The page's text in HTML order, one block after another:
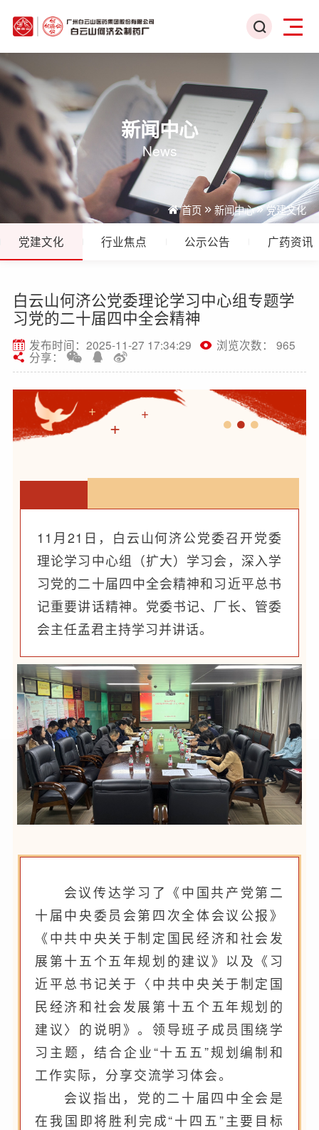
新闻中心
News
首页 新闻中心 党建文化
党建文化 行业焦点 公示公告 广药资讯
白云山何济公党委理论学习中心组专题学
习党的二十届四中全会精神
发布时间：2025-11-27 17:34:29 浏览次数： 965
分享：
+
+
+
11月21日，白云山何济公党委召开党委
理论学习中心组（扩大）学习会，深入学
习党的二十届四中全会精神和习近平总书
记重要讲话精神。党委书记、厂长、管委
会主任孟君主持学习并讲话。
会议传达学习了《中国共产党第二
十届中央委员会第四次全体会议公报》
《中共中央关于制定国民经济和社会发
展第十五个五年规划的建议》以及《习
近平总书记关于〈中共中央关于制定国
民经济和社会发展第十五个五年规划的
建议〉的说明》。领导班子成员围绕学
习主题，结合企业“十五五”规划编制和
工作实际，分享交流学习体会。
会议指出，党的二十届四中全会是
在我国即将胜利完成“十四五”主要目标